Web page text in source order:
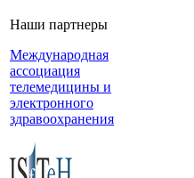
Наши партнеры
Международная
ассоциация
телемедицины и
электронного
здравоохранения